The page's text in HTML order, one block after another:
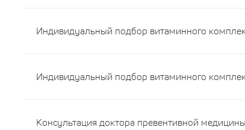
Индивидуальный подбор витаминного
Индивидуальный подбор витаминного
Консультация доктора превентивной